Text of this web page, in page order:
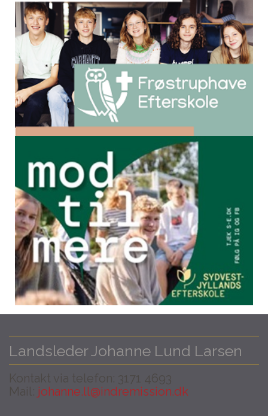
Landsleder Johanne Lund Larsen
Kontakt via telefon: 3171 4693
Mail: johanne.ll@indremission.dk